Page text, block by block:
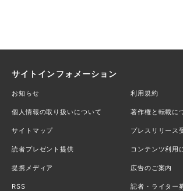
サイトインフォメーション
お知らせ 利用規約
個人情報の取り扱いについて 著作権と転載に
サイトマップ プレスリリース
読者プレゼント提供 コンテンツ利用
提携メディア 広告のご案内
RSS 記者・ライター